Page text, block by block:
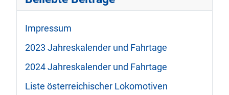
Impressum
2023 Jahreskalender und Fahrtage
2024 Jahreskalender und Fahrtage
Liste österreichischer Lokomotiven